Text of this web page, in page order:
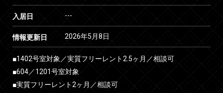
入居日 ---
情報更新日 2026年5月8日
■1402号室対象／実質フリーレント2.5ヶ月／相談可
■604／1201号室対象
■実質フリーレント2ヶ月／相談可